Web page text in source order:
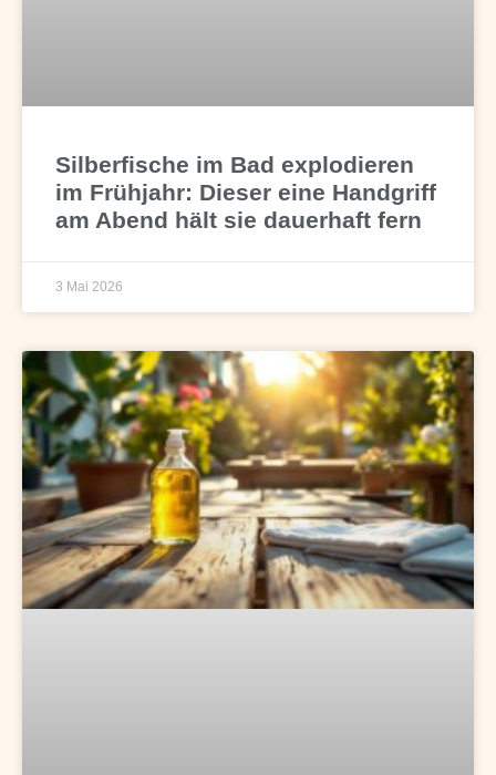
Silberfische im Bad explodieren
im Frühjahr: Dieser eine Handgriff
am Abend hält sie dauerhaft fern
3 Mai 2026